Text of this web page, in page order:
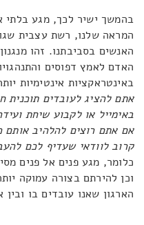
בהמשך ישיר לכך, מגע בלתי
המראה שלנו, רשת עצבית
האנשים בסביבתנו. זהו
האדם לאמץ דפוסים
באינטראקציות אינטימיות
אתם להציג לעובדים
באימייל או לקבוע שיחת
אם אתם רוצים להלהיב
קרוב לוודאי שעדיף לכם
כלומר, מגע פנים אל פנים
וכן להירתם בצורה עמוקה
הארגון שאנו עובדים בו